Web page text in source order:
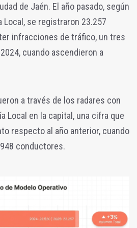
de Jaén. El año pasado, según
Local, se registraron 23.257
infracciones de tráfico, un tres
cuando ascendieron a
a través de los radares con
Local en la capital, una cifra que
respecto al año anterior, cuando
conductores.